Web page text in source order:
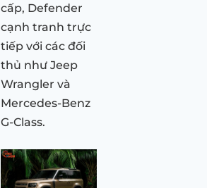
cấp, Defender
cạnh tranh trực
tiếp với các đối
thủ như Jeep
Wrangler và
Mercedes-Benz
G-Class.